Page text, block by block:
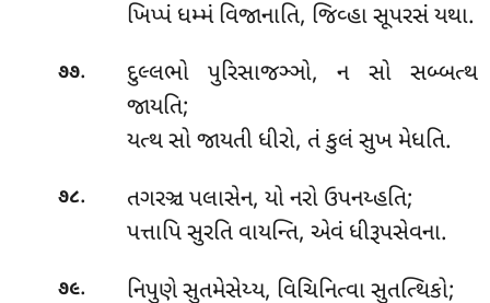
ખિપ્પં ધમ્મં વિજાનાતિ, જિવ્હા સૂપરસં યથા.
૭૭.
દુલ્લભો પુરિસાજઞ્ઞો, ન સો સબ્બત્થ
જાયતિ;
યત્થ સો જાયતી ધીરો, તં કુલં સુખ મેધતિ.
૭૮. તગરઞ્ચપલાસેન, યો નરો ઉપનય્હતિ;
પત્તાપિ સુરતિ વાયન્તિ, એવં ધીરૂપસેવના.
૭૯.
નિપુણે સુતમેસેય્ય, વિચિનિત્વા સુતત્થિકો;